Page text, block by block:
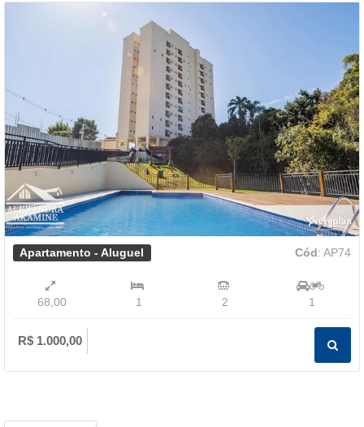
Apartamento - Aluguel Cód: AP74
68,00 1 2 1
R$ 1.000,00